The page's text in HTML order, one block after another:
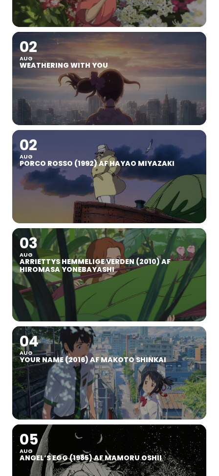
02
AUG
WEATHERING WITH YOU
02
AUG
PORCO ROSSO (1992) AF HAYAO MIYAZAKI
03
AUG
ARRIETTYS HEMMELIGE VERDEN (2010) AF
HIROMASA YONEBAYASHI
04
AUG
YOUR NAME (2016) AF MAKOTO SHINKAI
05
AUG
ANGEL’S EGG (1985) AF MAMORU OSHII